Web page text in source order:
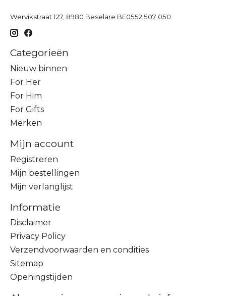
Wervikstraat 127, 8980 Beselare BE0552 507 050
Categorieën
Nieuw binnen
For Her
For Him
For Gifts
Merken
Mijn account
Registreren
Mijn bestellingen
Mijn verlanglijst
Informatie
Disclaimer
Privacy Policy
Verzendvoorwaarden en condities
Sitemap
Openingstijden